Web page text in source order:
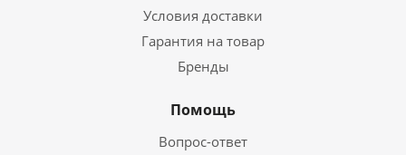
Условия доставки
Гарантия на товар
Бренды
Помощь
Вопрос-ответ